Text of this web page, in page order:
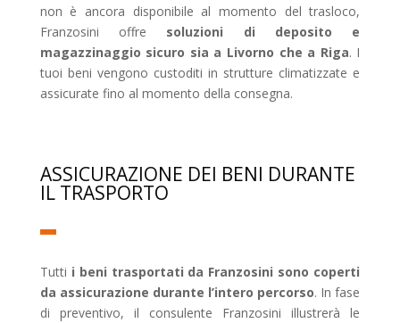
non è ancora disponibile al momento del trasloco,
Franzosini offre soluzioni di deposito e
magazzinaggio sicuro sia a Livorno che a Riga. I
tuoi beni vengono custoditi in strutture climatizzate e
assicurate fino al momento della consegna.
ASSICURAZIONE DEI BENI DURANTE
IL TRASPORTO
Tutti i beni trasportati da Franzosini sono coperti
da assicurazione durante l’intero percorso. In fase
di preventivo, il consulente Franzosini illustrerà le